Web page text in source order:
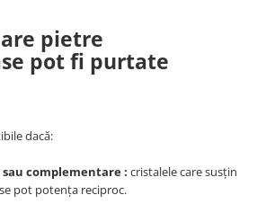
pietre
pot fi purtate
dacă:
complementare : cristalele care susțin
pot potența reciproc.